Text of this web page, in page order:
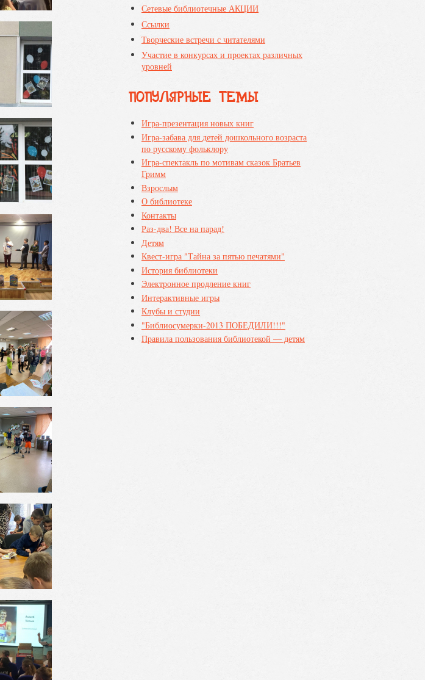
Сетевые библиотечные АКЦИИ
Ссылки
Творческие встречи с читателями
Участие в конкурсах и проектах различных
уровней
ПОПУЛЯРНЫЕ ТЕМЫ
Игра-презентация новых книг
Игра-забава для детей дошкольного возраста
по русскому фольклору
Игра-спектакль по мотивам сказок Братьев
Гримм
Взрослым
О библиотеке
Контакты
Раз-два! Все на парад!
Детям
Квест-игра "Тайна за пятью печатями"
История библиотеки
Электронное продление книг
Интерактивные игры
Клубы и студии
"Библиосумерки-2013 ПОБЕДИЛИ!!!"
Правила пользования библиотекой — детям